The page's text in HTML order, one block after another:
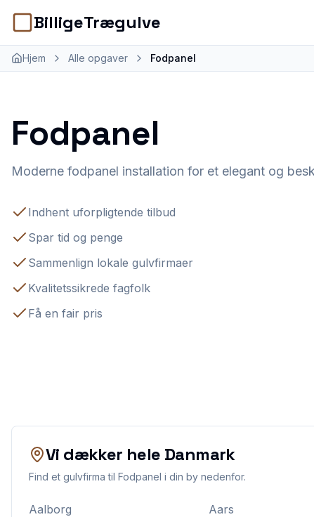
BilligeTrægulve
Hjem Alle opgaver Fodpanel
Fodpanel
Moderne fodpanel installation for et elegant og
Indhent uforpligtende tilbud
Spar tid og penge
Sammenlign lokale gulvfirmaer
Kvalitetssikrede fagfolk
Få en fair pris
Vi dækker hele Danmark
Find et gulvfirma til Fodpanel i din by nedenfor.
Aalborg Aars